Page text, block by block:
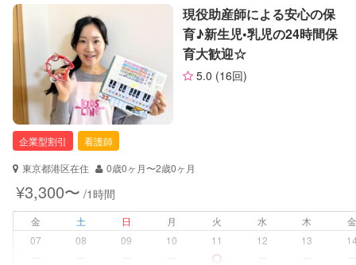
レッスン
音楽レッスン
絵・工作レッスン
定期予約 可能
お子様の撮影
（定期特典）
料金 レビュー
サポートの特徴
資格 自治体届出済ベビーシッター
対応可能/特徴
夜間対応
子育て経験
病児、病後児、ともに可能
現役助産師による安心の保
育♪︎新生児•乳児の24時間保
育大歓迎☆
5.0 (16回)
企業型割引
看護師
東京都港区在住
0歳0ヶ月〜2歳0ヶ月
¥3,300〜 /1時間
金 土 日 月 火 水 木
07
08 09 10 11 12 13